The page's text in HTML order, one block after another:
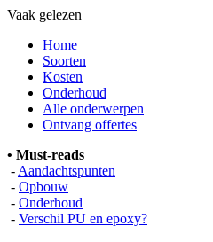
Vaak gelezen
Home
Soorten
Kosten
Onderhoud
Alle onderwerpen
Ontvang offertes
• Must-reads
- Aandachtspunten
- Opbouw
- Onderhoud
- Verschil PU en epoxy?